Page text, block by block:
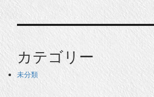
カテゴリー
未分類